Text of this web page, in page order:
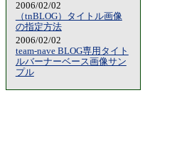
2006/02/02
（tnBLOG）タイトル画像
の指定方法
2006/02/02
team-nave BLOG専用タイト
ルバーナーベース画像サン
プル